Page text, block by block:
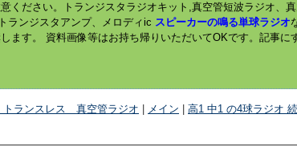
ださい。トランジスタラジオキット,真空管短波ラジオ、
ランジスタアンプ、メロディic スピーカーの鳴る単球ラジオ
す。 資料画像等はお持ち帰りいただいてOKです。記事に
ランスレス 真空管ラジオ メイン 高1 中1 の4球ラジオ